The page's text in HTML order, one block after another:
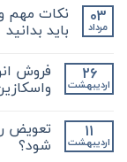
03
مرداد باید بدانید
دیدگاهی
نکات
مهم
کلیدی
در
مورد
نشده 26
اردیبهشت
فروش
برای
فروش
انواع
ثبت
نشده 11
اردیبهشت
تعویض
شود؟